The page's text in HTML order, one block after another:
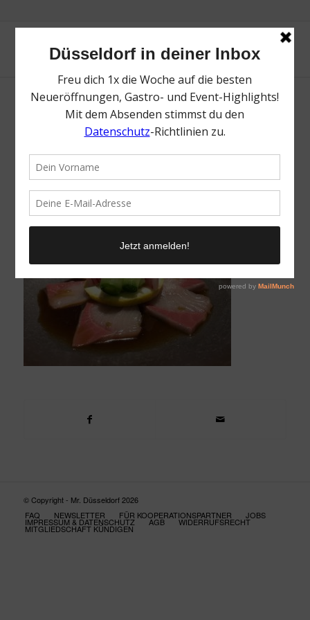
Nagaya | Top Sushi Restaurants in
© Copyright - Mr. Düsseldorf 2026
FAQ
NEWSLETTER FÜR KOOPERATIONSPARTNER JOBS
IMPRESSUM & DATENSCHUTZ AGB WIDERRUFSRECHT
MITGLIEDSCHAFT KÜNDIGEN